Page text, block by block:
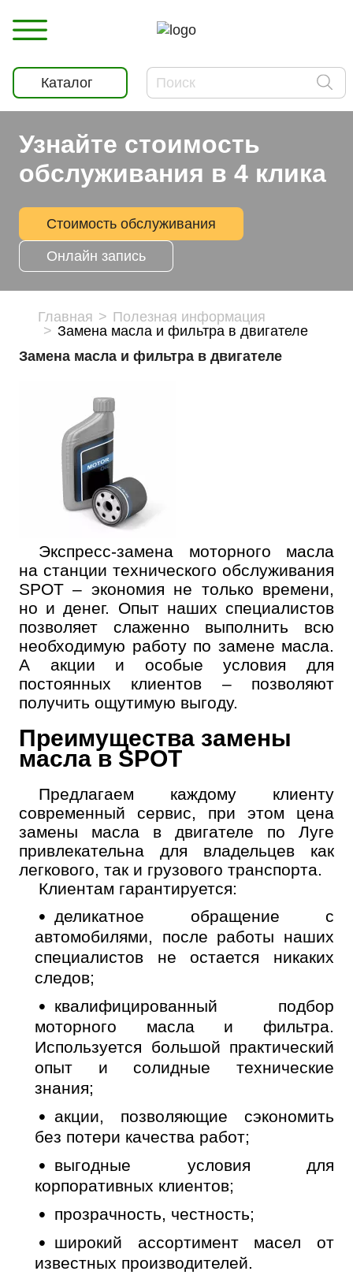
Каталог
Узнайте стоимость
обслуживания в 4 клика
Стоимость обслуживания
Онлайн запись
Главная
Полезная информация
Замена масла и фильтра в двигателе
Замена масла и фильтра в двигателе
Экспресс-замена моторного масла
на станции технического обслуживания
SPOT – экономия не только времени,
но и денег. Опыт наших специалистов
позволяет слаженно выполнить всю
необходимую работу по замене масла.
А акции и особые условия для
постоянных клиентов – позволяют
получить ощутимую выгоду.
Преимущества замены
масла в SPOT
Предлагаем каждому клиенту
современный сервис, при этом цена
замены масла в двигателе по Луге
привлекательна для владельцев как
легкового, так и грузового транспорта.
Клиентам гарантируется:
деликатное обращение с
автомобилями, после работы наших
специалистов не остается никаких
следов;
квалифицированный подбор
моторного масла и фильтра.
Используется большой практический
опыт и солидные технические
знания;
акции, позволяющие сэкономить
без потери качества работ;
выгодные условия для
корпоративных клиентов;
прозрачность, честность;
широкий ассортимент масел от
известных производителей.